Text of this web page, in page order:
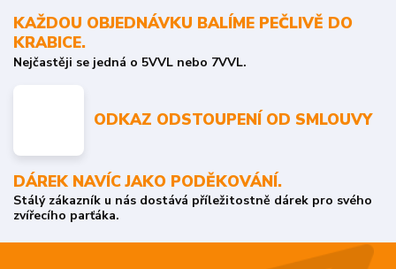
KAŽDOU OBJEDNÁVKU BALÍME PEČLIVĚ DO
KRABICE.
Nejčastěji se jedná o 5VVL nebo 7VVL.
ODKAZ ODSTOUPENÍ OD SMLOUVY
DÁREK NAVÍC JAKO PODĚKOVÁNÍ.
Stálý zákazník u nás dostává příležitostně dárek pro svého
zvířecího parťáka.